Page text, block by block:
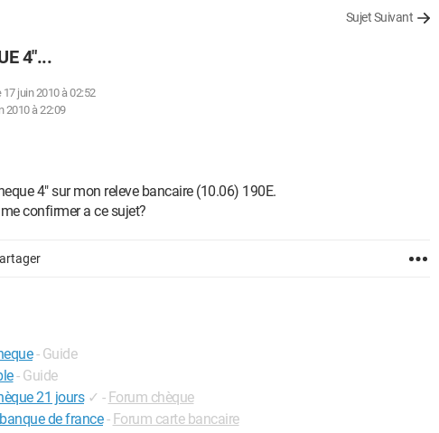
Sujet Suivant
4"...
juin 2010 à 02:52
2010 à 22:09
4" sur mon releve bancaire (10.06) 190E.
confirmer a ce sujet?
- Guide
- Guide
21 jours ✓ - Forum chèque
de france - Forum carte bancaire